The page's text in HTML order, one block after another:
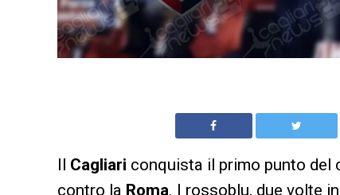
Il Cagliari conquista il primo punto del
contro la Roma. I rossoblu, due volte